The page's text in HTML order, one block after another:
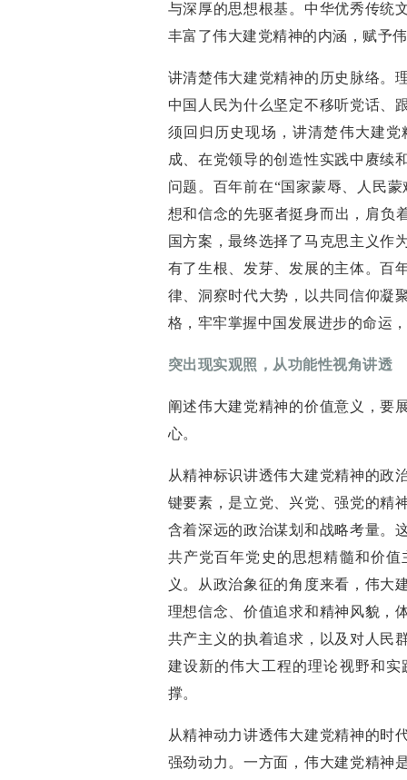
与深厚的思想根基。中华优秀传统
丰富了伟大建党精神的内涵，赋予
讲清楚伟大建党精神的历史脉络。
中国人民为什么坚定不移听党话、
须回归历史现场，讲清楚伟大建
成、在党领导的创造性实践中赓续
问题。百年前在“国家蒙辱、人民
想和信念的先驱者挺身而出，肩负
国方案，最终选择了马克思主义作
有了生根、发芽、发展的主体。百
律、洞察时代大势，以共同信仰凝
格，牢牢掌握中国发展进步的命运
突出现实观照，从功能性视角讲透
阐述伟大建党精神的价值意义，要
心。
从精神标识讲透伟大建党精神的政
键要素，是立党、兴党、强党的精
含着深远的政治谋划和战略考量。
共产党百年党史的思想精髓和价
义。从政治象征的角度来看，伟大
理想信念、价值追求和精神风貌，
共产主义的执着追求，以及对人民
建设新的伟大工程的理论视野和
撑。
从精神动力讲透伟大建党精神的时
强劲动力。一方面，伟大建党精神